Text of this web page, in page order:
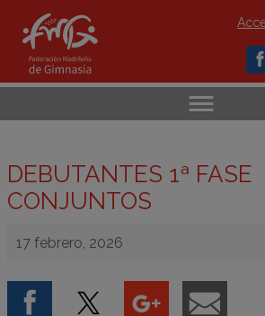
DEBUTANTES 1ª FASE
CONJUNTOS
17 febrero, 2026